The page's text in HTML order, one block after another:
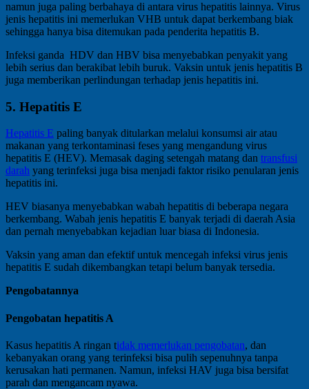
namun juga paling berbahaya di antara virus hepatitis lainnya. Virus
jenis hepatitis ini memerlukan VHB untuk dapat berkembang biak
sehingga hanya bisa ditemukan pada penderita hepatitis B.
Infeksi ganda HDV dan HBV bisa menyebabkan penyakit yang
lebih serius dan berakibat lebih buruk. Vaksin untuk jenis hepatitis B
juga memberikan perlindungan terhadap jenis hepatitis ini.
5. Hepatitis E
Hepatitis E paling banyak ditularkan melalui konsumsi air atau
makanan yang terkontaminasi feses yang mengandung virus
hepatitis E (HEV). Memasak daging setengah matang dan transfusi
darah yang terinfeksi juga bisa menjadi faktor risiko penularan jenis
hepatitis ini.
HEV biasanya menyebabkan wabah hepatitis di beberapa negara
berkembang. Wabah jenis hepatitis E banyak terjadi di daerah Asia
dan pernah menyebabkan kejadian luar biasa di Indonesia.
Vaksin yang aman dan efektif untuk mencegah infeksi virus jenis
hepatitis E sudah dikembangkan tetapi belum banyak tersedia.
Pengobatannya
Pengobatan hepatitis A
Kasus hepatitis A ringan tidak memerlukan pengobatan, dan
kebanyakan orang yang terinfeksi bisa pulih sepenuhnya tanpa
kerusakan hati permanen. Namun, infeksi HAV juga bisa bersifat
parah dan mengancam nyawa.